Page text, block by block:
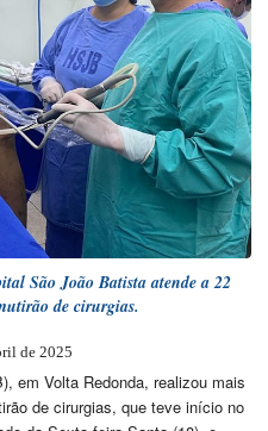
São João Batista atende a 22
de cirurgias.
de 2025
em Volta Redonda, realizou mais
de cirurgias, que teve início no